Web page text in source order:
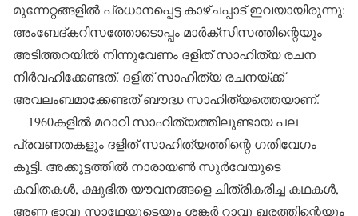
മുന്നേറ്റങ്ങളില്‍ പ്രധാനപ്പെട്ട കാഴ്ചപ്പാട് ഇവയായിരുന്നു:
അംബേദ്കറിസത്തോടൊപ്പം മാര്‍ക്‌സിസത്തിന്റെയും
അടിത്തറയില്‍ നിന്നുവേണം ദളിത് സാഹിത്യ രചന
നിര്‍വഹിക്കേണ്ടത്. ദളിത് സാഹിത്യ രചനയ്ക്ക്
അവലംബമാക്കേണ്ടത് ബൗദ്ധ സാഹിത്യത്തെയാണ്.
1960കളില്‍ മറാഠി സാഹിത്യത്തിലുണ്ടായ പല
പ്രവണതകളും ദളിത് സാഹിത്യത്തിന്റെ ഗതിവേഗം
കൂട്ടി. അക്കൂട്ടത്തില്‍ നാരായണ്‍ സുര്‍വേയുടെ
കവിതകള്‍, ക്ഷുഭിത യൗവനങ്ങളെ ചിത്രീകരിച്ച കഥകള്‍,
അണ്ണ ഭാവു സാഥേയുടെയും ശങ്കര്‍ റാവു ഖരത്തിന്റെയും